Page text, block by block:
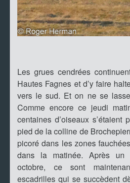
Les grues cendrées
Hautes Fagnes et d’y faire
vers le sud. Et on ne se
Comme encore ce jeudi
centaines d’oiseaux s’étaient
pied de la colline de
picoré dans les zones
dans la matinée. Après un
octobre, ce sont
escadrilles qui se succèdent